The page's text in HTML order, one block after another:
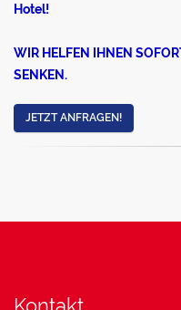
Hotel!
WIR HELFEN IHNEN
SENKEN.
JETZT ANFRAGEN!